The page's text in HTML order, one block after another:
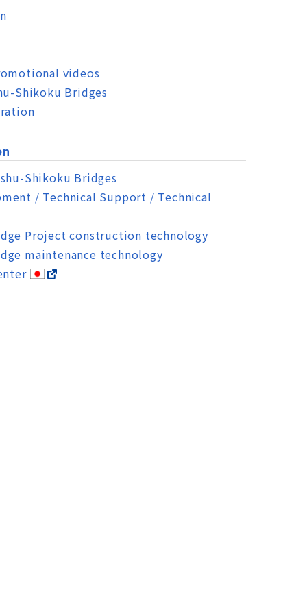
videos
Shikoku Bridges
Shikoku Bridges
/ Technical Support / Technical
Project construction technology
maintenance technology